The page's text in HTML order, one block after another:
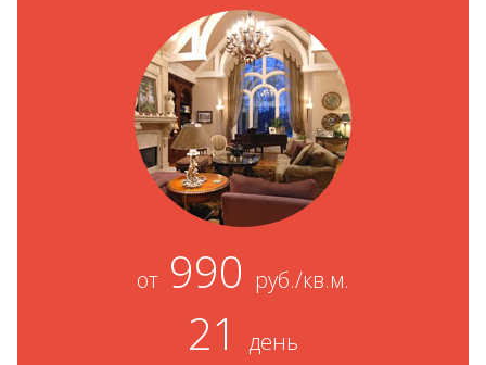
от 990 руб./кв.м.
21 день